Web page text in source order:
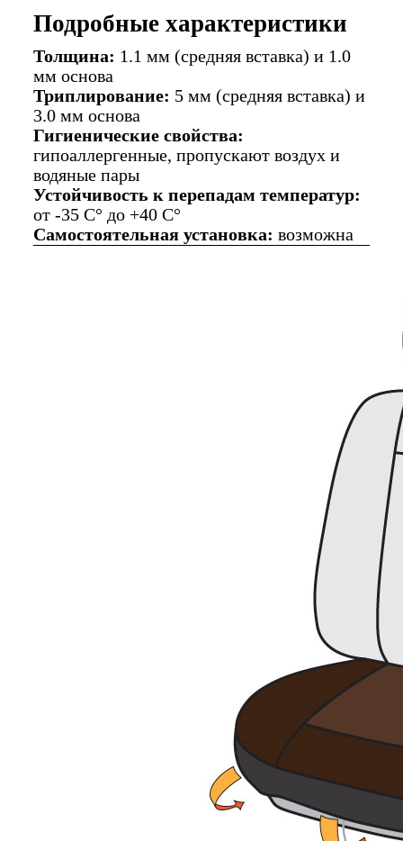
Подробные характеристики
Толщина: 1.1 мм (средняя вставка) и 1.0
мм основа
Триплирование: 5 мм (средняя вставка) и
3.0 мм основа
Гигиенические свойства:
гипоаллергенные, пропускают воздух и
водяные пары
Устойчивость к перепадам температур:
от -35 C° до +40 C°
Самостоятельная установка: возможна